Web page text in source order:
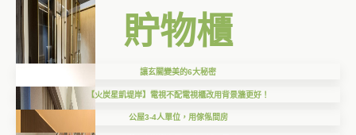
貯物櫃
讓玄關變美的6大秘密
【火炭星凱堤岸】電視不配電視櫃改用背景牆更好！
公屋3-4人單位，用傢俬間房